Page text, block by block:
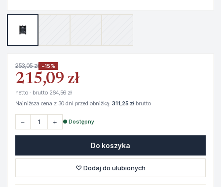
253,05 zł −15%
215,09 zł
netto · brutto 264,56 zł
Najniższa cena z 30 dni przed obniżką: 311,25 złbrutto
− + ● Dostępny
Do koszyka
♡ Dodaj do ulubionych